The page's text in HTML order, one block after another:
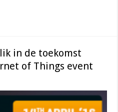
in de toekomst
of Things event